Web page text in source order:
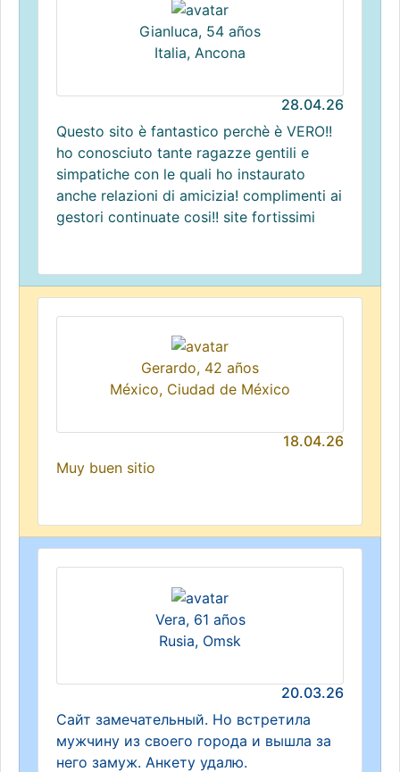
Gianluca, 54 años
Italia, Ancona
28.04.26
Questo sito è fantastico perchè è VERO!!
ho conosciuto tante ragazze gentili e
simpatiche con le quali ho instaurato
anche relazioni di amicizia! complimenti ai
gestori continuate cosi!! site fortissimi
Gerardo, 42 años
México, Ciudad de México
18.04.26
Muy buen sitio
Vera, 61 años
Rusia, Omsk
20.03.26
Сайт замечательный. Но встретила
мужчину из своего города и вышла за
него замуж. Анкету удалю.